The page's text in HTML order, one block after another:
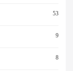
53
9
8